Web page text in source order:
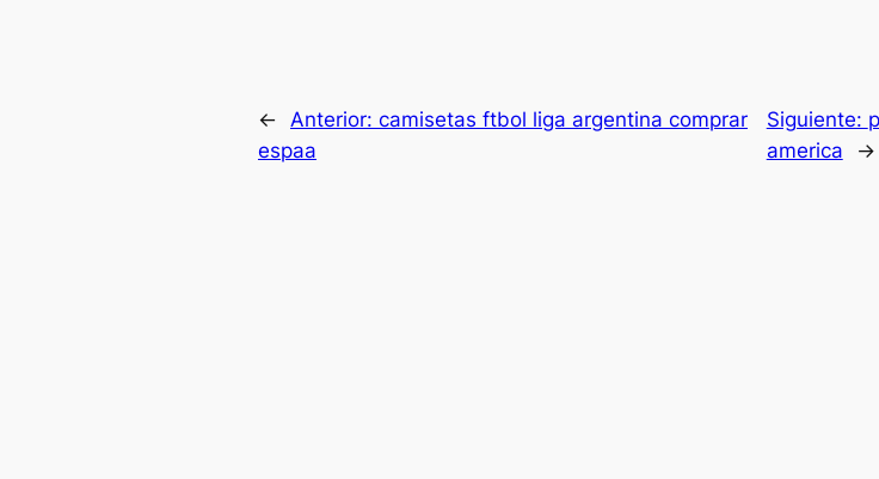
← Anterior: camisetas ftbol liga argentina comprar
espaa
Siguiente:
america
→